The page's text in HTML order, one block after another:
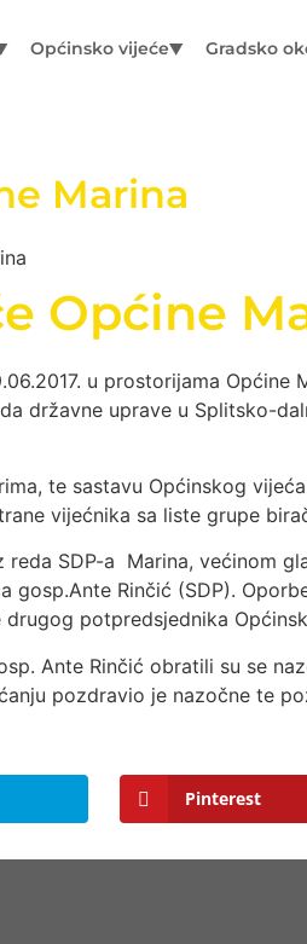
Općinsko vijeće Gradsko
Marina
Općine
u prostorijama
državne uprave u Splitsko-
te sastavu Općinskog
vijećnika sa liste grupe
SDP-a Marina, većinom
Rinčić (SDP).
potpredsjednika
Ante Rinčić obratili su se
pozdravio je nazočne te
Pinterest